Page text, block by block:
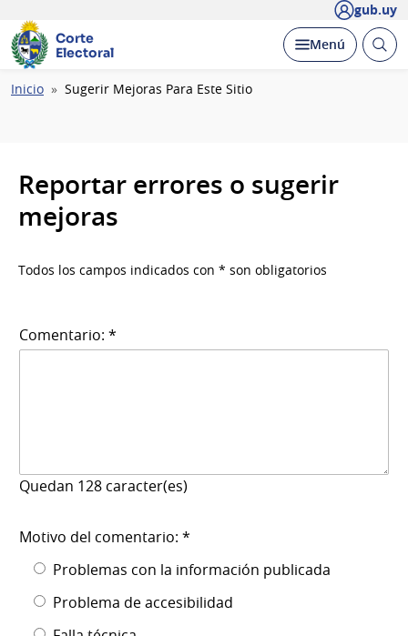
gub.uy
Corte
Electoral
Desplegar
Menú Abrir
Ruta
Inicio Sugerir Mejoras Para Este Sitio
Reportar errores o sugerir
mejoras
Todos los campos indicados con * son obligatorios
Comentario: *
Quedan 128 caracter(es)
Motivo del comentario: *
Problemas con la información publicada
Problema de accesibilidad